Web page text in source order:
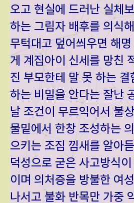
오고 현실에 드러난 실체
하는 그림자 배후를 의식
무턱대고 덮어씌우면 해
게 계집아이 신세를 망친
진 부모한테 말 못 하는 결
하는 비밀을 안다는 잘난
날 조건이 무르익어서 불
물밑에서 한창 조성하는
으키는 조짐 낌새를 알아
덕성으로 굳은 사고방식
이며 의처증을 방불한 여
나서고 불화 반목만 가중